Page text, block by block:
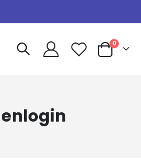
Warenkorb
0Artikel